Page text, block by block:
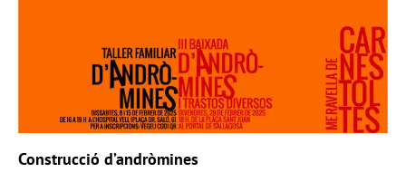
Construcció d’andròmines